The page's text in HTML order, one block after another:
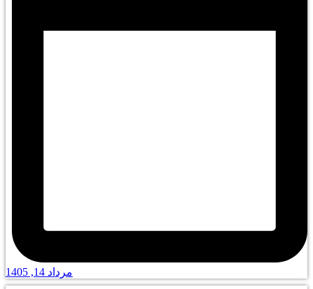
مرداد 14, 1405